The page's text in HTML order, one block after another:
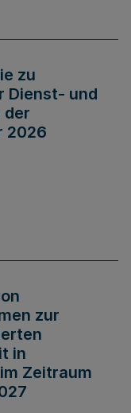
zu
Dienst- und
der
2026
zur
in
Zeitraum